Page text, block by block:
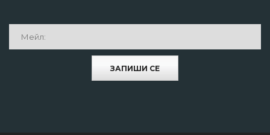
ЗАПИШИ СЕ